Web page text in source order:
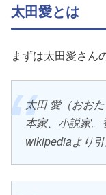
太田愛とは
まずは太田愛さん
太田 愛（おお
本家、小説家。
wikipediaより